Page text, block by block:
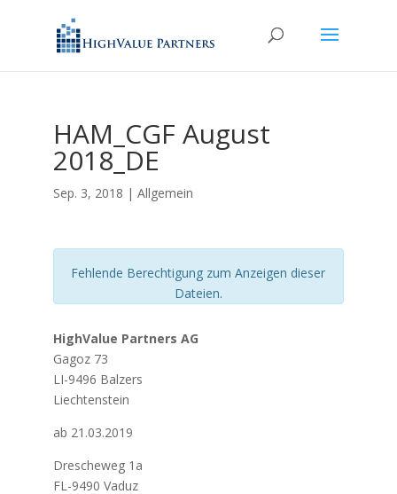
HAM_CGF August
2018_DE
Sep. 3, 2018 | Allgemein
Fehlende Berechtigung zum Anzeigen dieser
Dateien.
HighValue Partners AG
Gagoz 73
LI-9496 Balzers
Liechtenstein
ab 21.03.2019
Drescheweg 1a
FL-9490 Vaduz